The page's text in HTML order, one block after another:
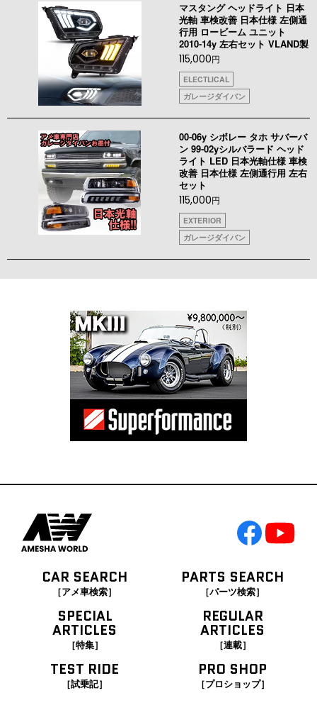
マスタング ヘッドライト 日本
光軸 車検改善 日本仕様 左側通
行用 ロービーム ユニット
2010-14y 左右セット VLAND製
115,000円
ELECTLICAL
ガレージダイバン
00-06y シボレー タホ サバーバ
ン 99-02yシルバラード ヘッド
ライト LED 日本光軸仕様 車検
改善 日本仕様 左側通行用 左右
セット
115,000円
EXTERIOR
ガレージダイバン
CAR SEARCH
［アメ車検索］
PARTS SEARCH
［パーツ検索］
SPECIAL
ARTICLES
［特集］
REGULAR
ARTICLES
［連載］
TEST RIDE
［試乗記］
PRO SHOP
［プロショップ］